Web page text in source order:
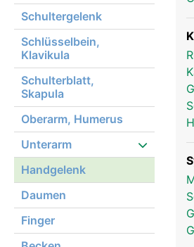
Schultergelenk
Schlüsselbein,
Klavikula
Schulterblatt,
Skapula
Oberarm, Humerus
Unterarm
Handgelenk
Daumen
Finger